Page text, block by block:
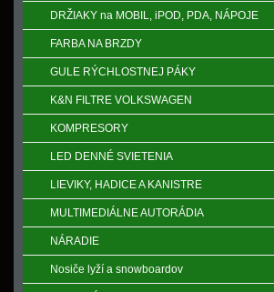
DRŽIAKY na MOBIL, iPOD, PDA, NÁPOJE
FARBA NA BRZDY
GULE RÝCHLOSTNEJ PÁKY
K&N FILTRE VOLKSWAGEN
KOMPRESORY
LED DENNÉ SVIETENIA
LIEVIKY, HADICE A KANISTRE
MULTIMEDIÁLNE AUTORÁDIA
NÁRADIE
Nosiče lyží a snowboardov